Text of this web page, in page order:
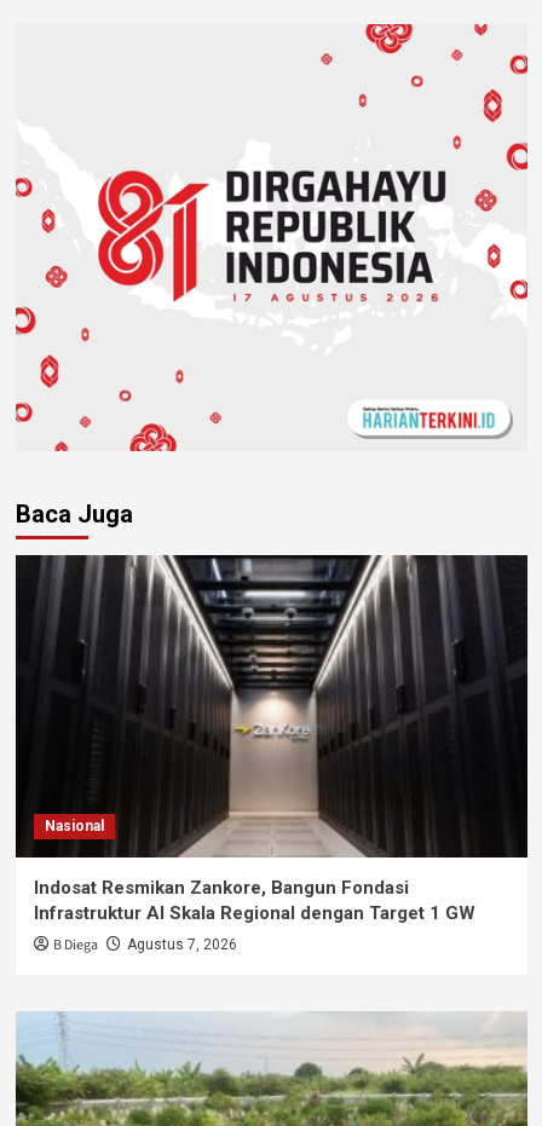
Baca Juga
Nasional
Indosat Resmikan Zankore, Bangun Fondasi
Infrastruktur AI Skala Regional dengan Target 1 GW
B Diega Agustus 7, 2026